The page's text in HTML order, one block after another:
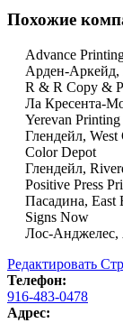
Похожие
Advance
Арден-Аркейд,
R & R Copy &
Ла Кресента-
Yerevan Printing
Глендейл, West
Color Depot
Глендейл,
Positive Press
Пасадина, East
Signs Now
Лос-Анджелес,
Редактировать
Телефон:
916-483-0478
Адрес: